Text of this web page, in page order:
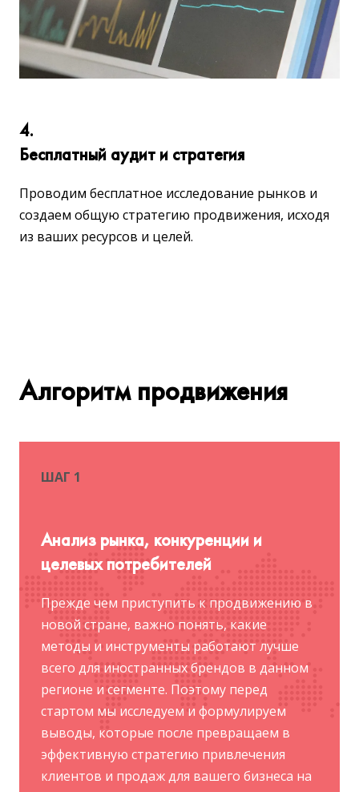
4.
Бесплатный аудит и стратегия
Проводим бесплатное исследование рынков и
создаем общую стратегию продвижения, исходя
из ваших ресурсов и целей.
Алгоритм продвижения
ШАГ 1
Анализ рынка, конкуренции и
целевых потребителей
Прежде чем приступить к продвижению в
новой стране, важно понять, какие
методы и инструменты работают лучше
всего для иностранных брендов в данном
регионе и сегменте. Поэтому перед
стартом мы исследуем и формулируем
выводы, которые после превращаем в
эффективную стратегию привлечения
клиентов и продаж для вашего бизнеса на